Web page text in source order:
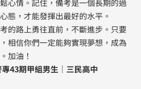
態，才能發揮出最好的水平。
的路上勇往直前，不斷進步。只要
相信你們一定能夠實現夢想，成為
加油！
43期甲組男生｜三民高中